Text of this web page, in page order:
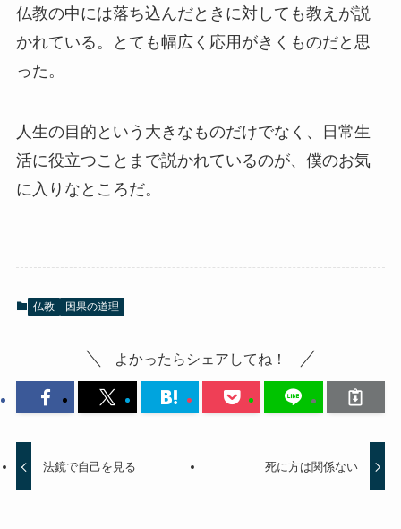
仏教の中には落ち込んだときに対しても教えが説
かれている。とても幅広く応用がきくものだと思
った。
人生の目的という大きなものだけでなく、日常生
活に役立つことまで説かれているのが、僕のお気
に入りなところだ。
仏教 因果の道理
よかったらシェアしてね！
法鏡で自己を見る 死に方は関係ない